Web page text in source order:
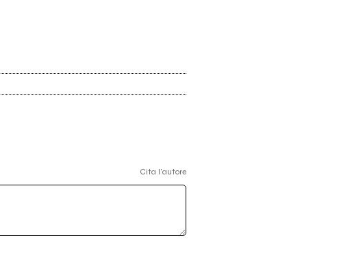
Cita l'autore